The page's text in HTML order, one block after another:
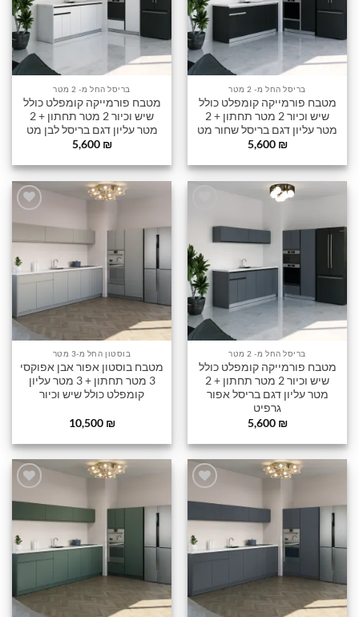
בריסל החל מ- 2 מטר
מטבח פורמייקה קומפלט כולל
שיש וכיור 2 מטר תחתון + 2
מטר עליון דגם בריסל שחור מט
5,600 ₪
בריסל החל מ- 2 מטר
מטבח פורמייקה קומפלט כולל
שיש וכיור 2 מטר תחתון + 2
מטר עליון דגם בריסל לבן מט
5,600 ₪
שלי
בריסל החל מ- 2 מטר
מטבח פורמייקה קומפלט כולל
שיש וכיור 2 מטר תחתון + 2
מטר עליון דגם בריסל אפור
גרפיט
5,600 ₪
הוסף
שלי
בוסטון החל מ-3 מטר
מטבח בוסטון אפור אבן אפוקסי
3 מטר תחתון + 3 מטר עליון
קומפלט כולל שיש וכיור
10,500 ₪
הוסף
שלי
הוסף
שלי